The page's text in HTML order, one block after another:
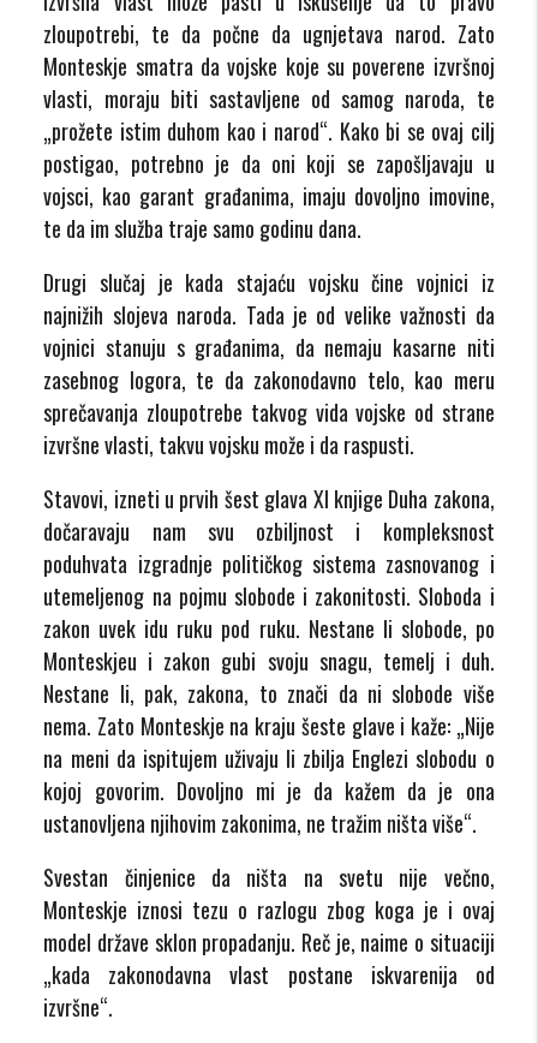
zloupotrebi, te da počne da ugnjetava narod. Zato
Monteskje smatra da vojske koje su poverene izvršnoj
vlasti, moraju biti sastavljene od samog naroda, te
„prožete istim duhom kao i narod“. Kako bi se ovaj cilj
postigao, potrebno je da oni koji se zapošljavaju u
vojsci, kao garant građanima, imaju dovoljno imovine,
te da im služba traje samo godinu dana.
Drugi slučaj je kada stajaću vojsku čine vojnici iz
najnižih slojeva naroda. Tada je od velike važnosti da
vojnici stanuju s građanima, da nemaju kasarne niti
zasebnog logora, te da zakonodavno telo, kao meru
sprečavanja zloupotrebe takvog vida vojske od strane
izvršne vlasti, takvu vojsku može i da raspusti.
Stavovi, izneti u prvih šest glava XI knjige Duha zakona,
dočaravaju nam svu ozbiljnost i kompleksnost
poduhvata izgradnje političkog sistema zasnovanog i
utemeljenog na pojmu slobode i zakonitosti. Sloboda i
zakon uvek idu ruku pod ruku. Nestane li slobode, po
Monteskjeu i zakon gubi svoju snagu, temelj i duh.
Nestane li, pak, zakona, to znači da ni slobode više
nema. Zato Monteskje na kraju šeste glave i kaže: „Nije
na meni da ispitujem uživaju li zbilja Englezi slobodu o
kojoj govorim. Dovoljno mi je da kažem da je ona
ustanovljena njihovim zakonima, ne tražim ništa više“.
Svestan činjenice da ništa na svetu nije večno,
Monteskje iznosi tezu o razlogu zbog koga je i ovaj
model države sklon propadanju. Reč je, naime o situaciji
„kada zakonodavna vlast postane iskvarenija od
izvršne“.